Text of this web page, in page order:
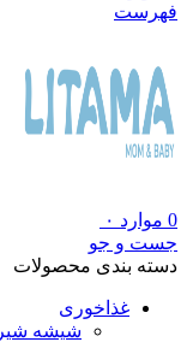
فهرست
0 موارد ۰
جست و جو
دسته بندی محصولات
غذاخوری
شیشه شیر